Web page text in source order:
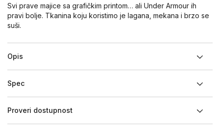
Svi prave majice sa grafičkim printom… ali Under Armour ih
pravi bolje. Tkanina koju koristimo je lagana, mekana i brzo se
suši.
Opis
Spec
Proveri dostupnost